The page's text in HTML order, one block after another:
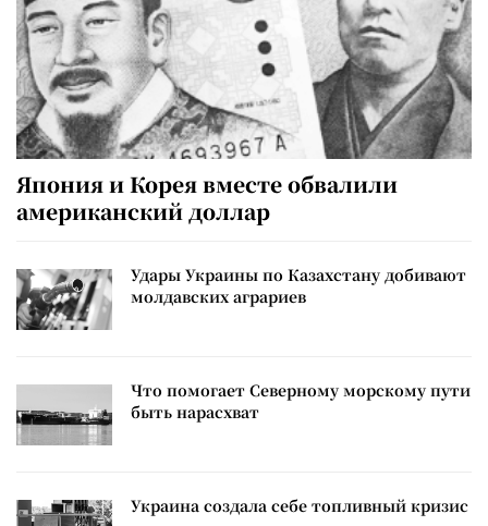
Япония и Корея вместе обвалили
американский доллар
Удары Украины по Казахстану добивают
молдавских аграриев
Что помогает Северному морскому пути
быть нарасхват
Украина создала себе топливный кризис